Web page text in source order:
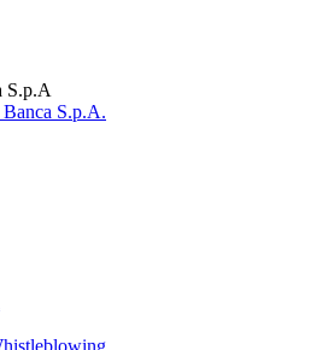
S.p.A
Banca S.p.A.